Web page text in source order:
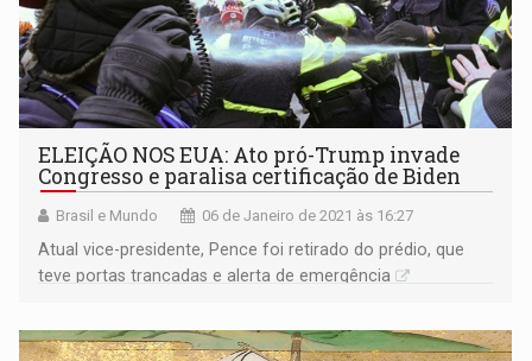
ELEIÇÃO NOS EUA: Ato pró-Trump invade
Congresso e paralisa certificação de Biden
Brasil e Mundo 06 de Janeiro de 2021 às 16:27
Atual vice-presidente, Pence foi retirado do prédio, que
teve portas trancadas e alerta de emergência